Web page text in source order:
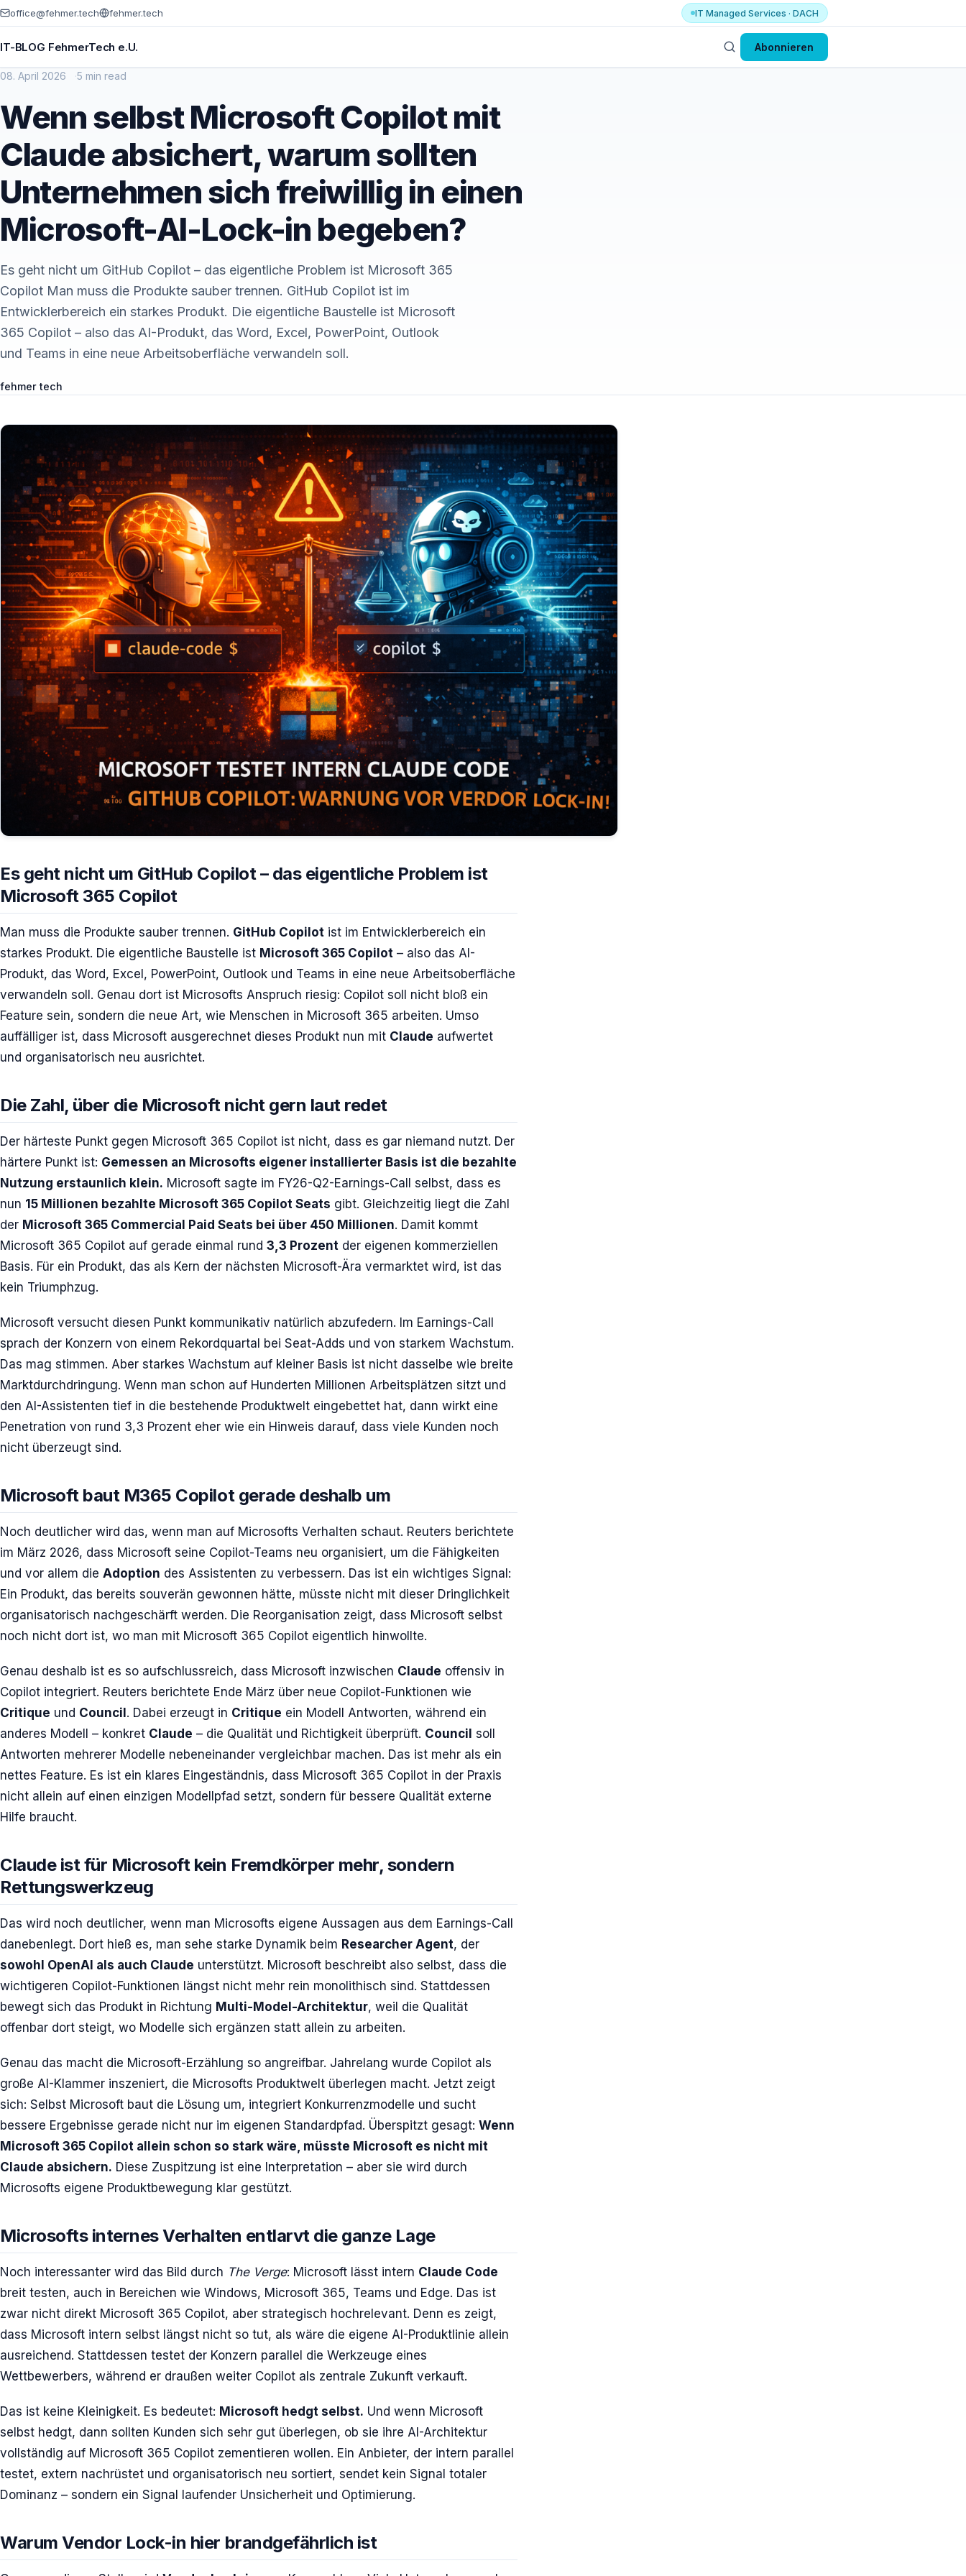
office@fehmer.tech fehmer.tech IT Managed Services · DACH
IT-BLOG FehmerTech e.U. Abonnieren
08. April 2026 5 min read
Wenn selbst Microsoft Copilot mit
Claude absichert, warum sollten
Unternehmen sich freiwillig in einen
Microsoft-AI-Lock-in begeben?
Es geht nicht um GitHub Copilot – das eigentliche Problem ist Microsoft 365
Copilot Man muss die Produkte sauber trennen. GitHub Copilot ist im
Entwicklerbereich ein starkes Produkt. Die eigentliche Baustelle ist Microsoft
365 Copilot – also das AI-Produkt, das Word, Excel, PowerPoint, Outlook
und Teams in eine neue Arbeitsoberfläche verwandeln soll.
fehmer tech
Es geht nicht um GitHub Copilot – das eigentliche Problem ist
Microsoft 365 Copilot
Man muss die Produkte sauber trennen. GitHub Copilot ist im Entwicklerbereich ein
starkes Produkt. Die eigentliche Baustelle ist Microsoft 365 Copilot – also das AI-
Produkt, das Word, Excel, PowerPoint, Outlook und Teams in eine neue Arbeitsoberfläche
verwandeln soll. Genau dort ist Microsofts Anspruch riesig: Copilot soll nicht bloß ein
Feature sein, sondern die neue Art, wie Menschen in Microsoft 365 arbeiten. Umso
auffälliger ist, dass Microsoft ausgerechnet dieses Produkt nun mit Claude aufwertet
und organisatorisch neu ausrichtet.
Die Zahl, über die Microsoft nicht gern laut redet
Der härteste Punkt gegen Microsoft 365 Copilot ist nicht, dass es gar niemand nutzt. Der
härtere Punkt ist: Gemessen an Microsofts eigener installierter Basis ist die bezahlte
Nutzung erstaunlich klein. Microsoft sagte im FY26-Q2-Earnings-Call selbst, dass es
nun 15 Millionen bezahlte Microsoft 365 Copilot Seats gibt. Gleichzeitig liegt die Zahl
der Microsoft 365 Commercial Paid Seats bei über 450 Millionen. Damit kommt
Microsoft 365 Copilot auf gerade einmal rund 3,3 Prozent der eigenen kommerziellen
Basis. Für ein Produkt, das als Kern der nächsten Microsoft-Ära vermarktet wird, ist das
kein Triumphzug.
Microsoft versucht diesen Punkt kommunikativ natürlich abzufedern. Im Earnings-Call
sprach der Konzern von einem Rekordquartal bei Seat-Adds und von starkem Wachstum.
Das mag stimmen. Aber starkes Wachstum auf kleiner Basis ist nicht dasselbe wie breite
Marktdurchdringung. Wenn man schon auf Hunderten Millionen Arbeitsplätzen sitzt und
den AI-Assistenten tief in die bestehende Produktwelt eingebettet hat, dann wirkt eine
Penetration von rund 3,3 Prozent eher wie ein Hinweis darauf, dass viele Kunden noch
nicht überzeugt sind.
Microsoft baut M365 Copilot gerade deshalb um
Noch deutlicher wird das, wenn man auf Microsofts Verhalten schaut. Reuters berichtete
im März 2026, dass Microsoft seine Copilot-Teams neu organisiert, um die Fähigkeiten
und vor allem die Adoption des Assistenten zu verbessern. Das ist ein wichtiges Signal:
Ein Produkt, das bereits souverän gewonnen hätte, müsste nicht mit dieser Dringlichkeit
organisatorisch nachgeschärft werden. Die Reorganisation zeigt, dass Microsoft selbst
noch nicht dort ist, wo man mit Microsoft 365 Copilot eigentlich hinwollte.
Genau deshalb ist es so aufschlussreich, dass Microsoft inzwischen Claude offensiv in
Copilot integriert. Reuters berichtete Ende März über neue Copilot-Funktionen wie
Critique und Council . Dabei erzeugt in Critique ein Modell Antworten, während ein
anderes Modell – konkret Claude – die Qualität und Richtigkeit überprüft. Council soll
Antworten mehrerer Modelle nebeneinander vergleichbar machen. Das ist mehr als ein
nettes Feature. Es ist ein klares Eingeständnis, dass Microsoft 365 Copilot in der Praxis
nicht allein auf einen einzigen Modellpfad setzt, sondern für bessere Qualität externe
Hilfe braucht.
Claude ist für Microsoft kein Fremdkörper mehr, sondern
Rettungswerkzeug
Das wird noch deutlicher, wenn man Microsofts eigene Aussagen aus dem Earnings-Call
danebenlegt. Dort hieß es, man sehe starke Dynamik beim Researcher Agent, der
sowohl OpenAI als auch Claude unterstützt. Microsoft beschreibt also selbst, dass die
wichtigeren Copilot-Funktionen längst nicht mehr rein monolithisch sind. Stattdessen
bewegt sich das Produkt in Richtung Multi-Model-Architektur, weil die Qualität
offenbar dort steigt, wo Modelle sich ergänzen statt allein zu arbeiten.
Genau das macht die Microsoft-Erzählung so angreifbar. Jahrelang wurde Copilot als
große AI-Klammer inszeniert, die Microsofts Produktwelt überlegen macht. Jetzt zeigt
sich: Selbst Microsoft baut die Lösung um, integriert Konkurrenzmodelle und sucht
bessere Ergebnisse gerade nicht nur im eigenen Standardpfad. Überspitzt gesagt: Wenn
Microsoft 365 Copilot allein schon so stark wäre, müsste Microsoft es nicht mit
Claude absichern. Diese Zuspitzung ist eine Interpretation – aber sie wird durch
Microsofts eigene Produktbewegung klar gestützt.
Microsofts internes Verhalten entlarvt die ganze Lage
Noch interessanter wird das Bild durch The Verge: Microsoft lässt intern Claude Code
breit testen, auch in Bereichen wie Windows, Microsoft 365, Teams und Edge. Das ist
zwar nicht direkt Microsoft 365 Copilot, aber strategisch hochrelevant. Denn es zeigt,
dass Microsoft intern selbst längst nicht so tut, als wäre die eigene AI-Produktlinie allein
ausreichend. Stattdessen testet der Konzern parallel die Werkzeuge eines
Wettbewerbers, während er draußen weiter Copilot als zentrale Zukunft verkauft.
Das ist keine Kleinigkeit. Es bedeutet: Microsoft hedgt selbst. Und wenn Microsoft
selbst hedgt, dann sollten Kunden sich sehr gut überlegen, ob sie ihre AI-Architektur
vollständig auf Microsoft 365 Copilot zementieren wollen. Ein Anbieter, der intern parallel
testet, extern nachrüstet und organisatorisch neu sortiert, sendet kein Signal totaler
Dominanz – sondern ein Signal laufender Unsicherheit und Optimierung.
Warum Vendor Lock-in hier brandgefährlich ist